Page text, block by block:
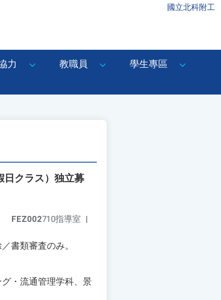
國立北科附工
力 教職員
學生專區
日クラス）独立募
FEZ002710指導室 |
書類審査のみ。
・流通管理学科、景